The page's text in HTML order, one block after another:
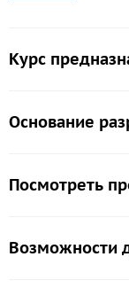
Курс
Основание
Посмотреть
Возможности